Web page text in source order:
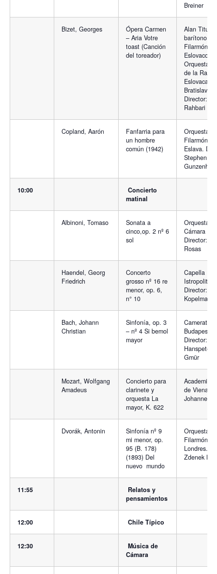
Breiner
Bizet, Georges
Ópera Carmen
– Aria Votre
toast (Canción
del toreador)
Alan Titus,
barítono,
Filarmónico
Eslovaco y
Orquesta
de la
Eslovaca,
Bratislava.
Director:
Rahbari
Copland, Aarón
Fanfarria para
un hombre
común (1942)
Orquesta
Filarmónica
Eslava.
Stephen
10:00
Concierto
matinal
Albinoni, Tomaso
Sonata a
cinco,op. 2 nº 6
sol
Orquesta
Cámara de
Director:
Rosas
Haendel, Georg
Friedrich
Concerto
grosso nº 16 re
menor, op. 6,
n° 10
Capella
Director:
Kopelman
Bach, Johann
Christian
Sinfonía, op. 3
– nº 4 Si bemol
mayor
Camerata
Budapest.
Director:
Hanspeter
Gmür
Mozart, Wolfgang
Amadeus
Concierto para
clarinete y
orquesta La
mayor, K. 622
Academia
de Viena.
Johannes
Dvorák, Antonin
Sinfonía nº 9
mi menor, op.
95 (B. 178)
(1893) Del
nuevo mundo
Orquesta
Londres.
Zdenek
11:55
Relatos y
pensamientos
12:00 Chile Típico
12:30
Música de
Cámara